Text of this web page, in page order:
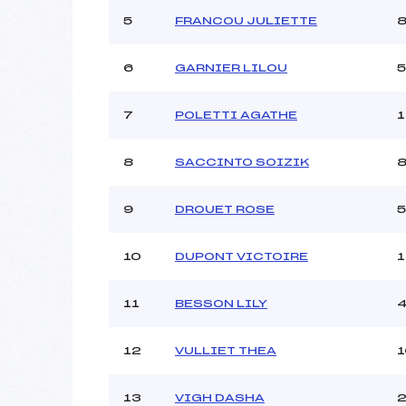
Ouvreurs C :
Pénalité appliquée :
5 FRANCOU JULIETTE
6 GARNIER LILOU
7 POLETTI AGATHE
8 SACCINTO SOIZIK
9 DROUET ROSE
10 DUPONT VICTOIRE
11 BESSON LILY
12 VULLIET THEA
13 VIGH DASHA